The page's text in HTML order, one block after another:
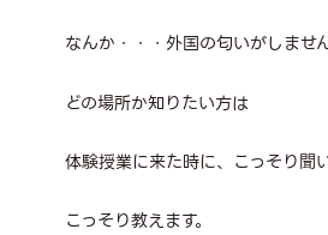
なんか・・・外国の匂いがしませ
どの場所か知りたい方は
体験授業に来た時に、こっそり聞
こっそり教えます。